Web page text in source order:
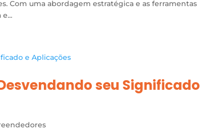
Com uma abordagem estratégica e as ferramentas
seu Significado